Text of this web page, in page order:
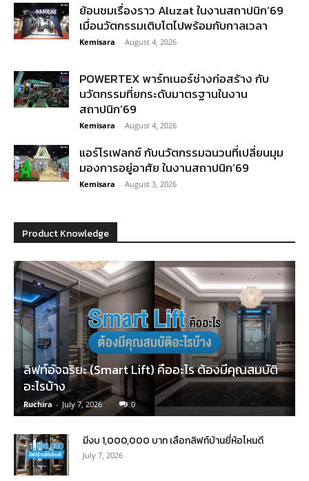
ย้อนชมเรื่องราว Aluzat ในงานสถาปนิก’69
เมื่อนวัตกรรมเติบโตไปพร้อมกับกาลเวลา
Kemisara - August 4, 2026
POWERTEX พาร์ทเนอร์ช่างก่อสร้าง กับ
นวัตกรรมที่ยกระดับมาตรฐานในงาน
สถาปนิก’69
Kemisara - August 4, 2026
แอร์โรเฟลกซ์ กับนวัตกรรมฉนวนที่เปลี่ยนมุม
มองการอยู่อาศัย ในงานสถาปนิก’69
Kemisara - August 3, 2026
Product Knowledge
ลิฟท์อัจฉริยะ (Smart Lift) คืออะไร ต้องมีคุณสมบัติ
อะไรบ้าง
Ruchira - July 7, 2026 0
มีงบ 1,000,000 บาท เลือกลิฟท์บ้านยี่ห้อไหนดี
July 7, 2026